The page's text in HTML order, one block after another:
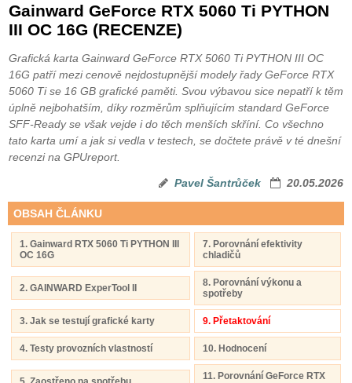
Gainward GeForce RTX 5060 Ti PYTHON
III OC 16G (RECENZE)
Grafická karta Gainward GeForce RTX 5060 Ti PYTHON III OC
16G patří mezi cenově nejdostupnější modely řady GeForce RTX
5060 Ti se 16 GB grafické paměti. Svou výbavou sice nepatří k těm
úplně nejbohatším, díky rozměrům splňujícím standard GeForce
SFF-Ready se však vejde i do těch menších skříní. Co všechno
tato karta umí a jak si vedla v testech, se dočtete právě v té dnešní
recenzi na GPUreport.
Pavel Šantrůček 20.05.2026
OBSAH ČLÁNKU
1. Gainward RTX 5060 Ti PYTHON III
OC 16G
7. Porovnání efektivity
chladičů
2. GAINWARD ExperTool II
8. Porovnání výkonu a
spotřeby
3. Jak se testují grafické karty 9. Přetaktování
4. Testy provozních vlastností 10. Hodnocení
11. Porovnání GeForce RTX